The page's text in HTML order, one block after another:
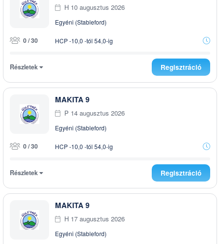
H 10 augusztus 2026
Egyéni (Stableford)
0 / 30 HCP -10,0 -tól 54,0-ig
Részletek Regisztráció
MAKITA 9
P 14 augusztus 2026
Egyéni (Stableford)
0 / 30 HCP -10,0 -tól 54,0-ig
Részletek Regisztráció
MAKITA 9
H 17 augusztus 2026
Egyéni (Stableford)